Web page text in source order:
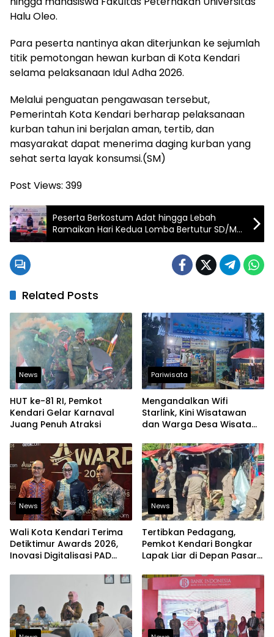
Halu Oleo.
Para peserta nantinya akan diterjunkan ke sejumlah
titik pemotongan hewan kurban di Kota Kendari
selama pelaksanaan Idul Adha 2026.
Melalui penguatan pengawasan tersebut,
Pemerintah Kota Kendari berharap pelaksanaan
kurban tahun ini berjalan aman, tertib, dan
masyarakat dapat menerima daging kurban yang
sehat serta layak konsumsi.(SM)
Post Views: 399
Peserta Berkostum Adat hingga Lebah
Ramaikan Hari Kedua Lomba Bertutur SD/MI
Kota Kendari
Related Posts
News
HUT ke-81 RI, Pemkot
Kendari Gelar Karnaval
Juang Penuh Atraksi
Pariwisata
Mengandalkan Wifi
Starlink, Kini Wisatawan
dan Warga Desa Wisata
Mengakses Transaksi
Digital
News
Wali Kota Kendari Terima
Detiktimur Awards 2026,
Inovasi Digitalisasi PAD
News
Tertibkan Pedagang,
Pemkot Kendari Bongkar
Lapak Liar di Depan Pasar